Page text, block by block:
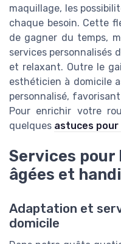
maquillage, les
chaque besoin. Cette
de gagner du temps,
services personnalisés
et relaxant. Outre le
esthéticien à domicile
personnalisé,
Pour enrichir votre
quelques astuces
Services pour
âgées et
Adaptation et
domicile